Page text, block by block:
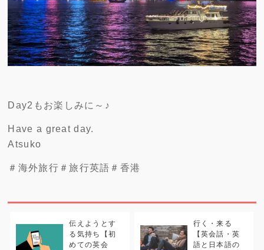
Day2もお楽しみに～♪
Have a great day.
Atsuko
＃海外旅行＃旅行英語＃香港
伝えようとす
る気持ち【初
めての英会
行く・来る
【英会話・英
語と日本語の